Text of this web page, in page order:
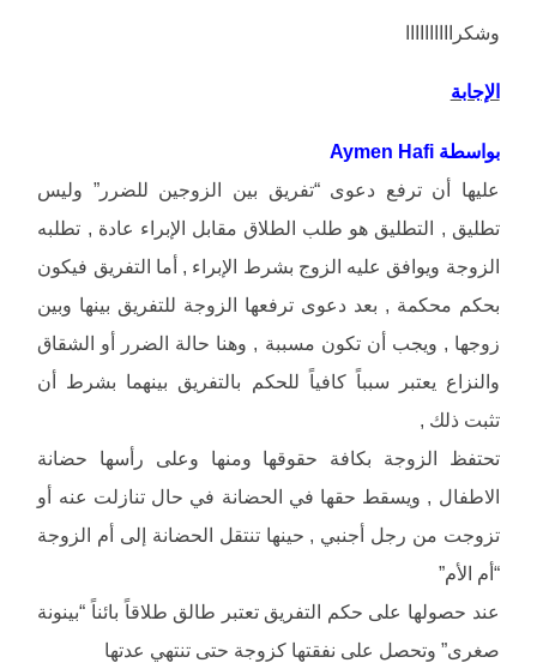
وشكراااااااااا
الإجابة
بواسطة Aymen Hafi
عليها أن ترفع دعوى “تفريق بين الزوجين للضرر” وليس
تطليق , التطليق هو طلب الطلاق مقابل الإبراء عادة , تطلبه
الزوجة ويوافق عليه الزوج بشرط الإبراء , أما التفريق فيكون
بحكم محكمة , بعد دعوى ترفعها الزوجة للتفريق بينها وبين
زوجها , ويجب أن تكون مسببة , وهنا حالة الضرر أو الشقاق
والنزاع يعتبر سبباً كافياً للحكم بالتفريق بينهما بشرط أن
تثبت ذلك ,
تحتفظ الزوجة بكافة حقوقها ومنها وعلى رأسها حضانة
الاطفال , ويسقط حقها في الحضانة في حال تنازلت عنه أو
تزوجت من رجل أجنبي , حينها تنتقل الحضانة إلى أم الزوجة
“أم الأم”
عند حصولها على حكم التفريق تعتبر طالق طلاقاً بائناً “بينونة
صغرى” وتحصل على نفقتها كزوجة حتى تنتهي عدتها